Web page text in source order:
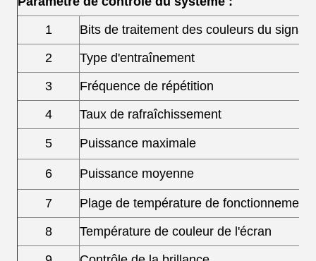
1
Bits de traitement des couleurs du signal
2
Type d'entraînement
3
Fréquence de répétition
4
Taux de rafraîchissement
5 Puissance maximale
6 Puissance moyenne
7
Plage de température de fonctionnement
8
Température de couleur de l'écran